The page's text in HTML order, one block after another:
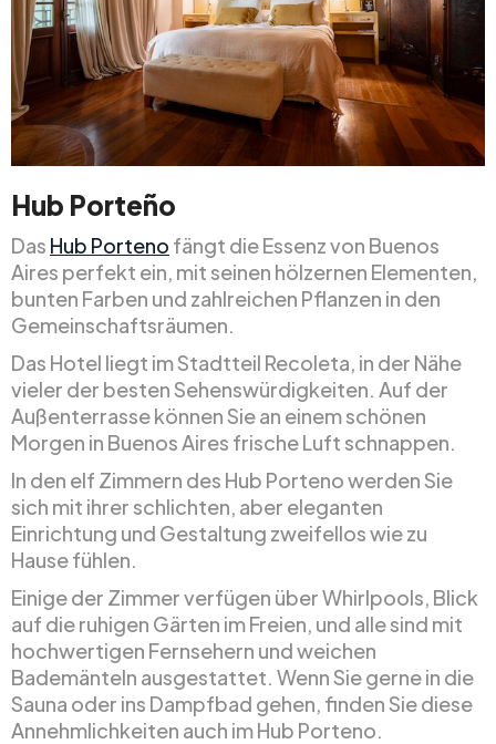
Hub Porteño
Das Hub Porteno fängt die Essenz von Buenos
Aires perfekt ein, mit seinen hölzernen Elementen,
bunten Farben und zahlreichen Pflanzen in den
Gemeinschaftsräumen.
Das Hotel liegt im Stadtteil Recoleta, in der Nähe
vieler der besten Sehenswürdigkeiten. Auf der
Außenterrasse können Sie an einem schönen
Morgen in Buenos Aires frische Luft schnappen.
In den elf Zimmern des Hub Porteno werden Sie
sich mit ihrer schlichten, aber eleganten
Einrichtung und Gestaltung zweifellos wie zu
Hause fühlen.
Einige der Zimmer verfügen über Whirlpools, Blick
auf die ruhigen Gärten im Freien, und alle sind mit
hochwertigen Fernsehern und weichen
Bademänteln ausgestattet. Wenn Sie gerne in die
Sauna oder ins Dampfbad gehen, finden Sie diese
Annehmlichkeiten auch im Hub Porteno.